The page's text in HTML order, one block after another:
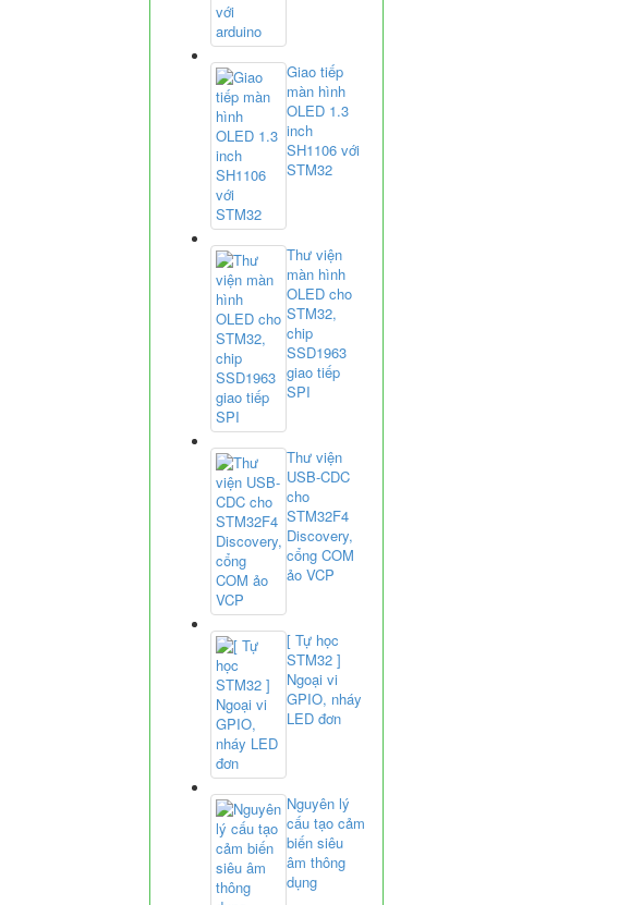
Giao tiếp
màn hình
OLED 1.3
inch
SH1106 với
STM32
Thư viện
màn hình
OLED cho
STM32,
chip
SSD1963
giao tiếp
SPI
Thư viện
USB-CDC
cho
STM32F4
Discovery,
cổng COM
ảo VCP
[ Tự học
STM32 ]
Ngoại vi
GPIO, nháy
LED đơn
Nguyên lý
cấu tạo cảm
biến siêu
âm thông
dụng